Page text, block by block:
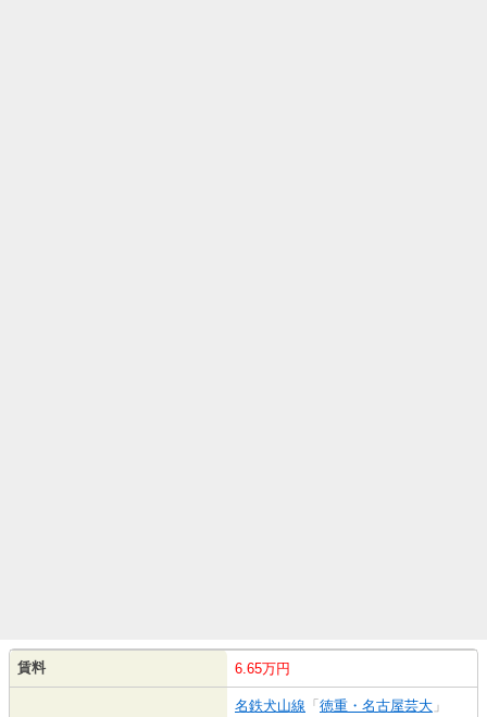
賃料 6.65万円
名鉄犬山線 「 徳重・名古屋芸大 」